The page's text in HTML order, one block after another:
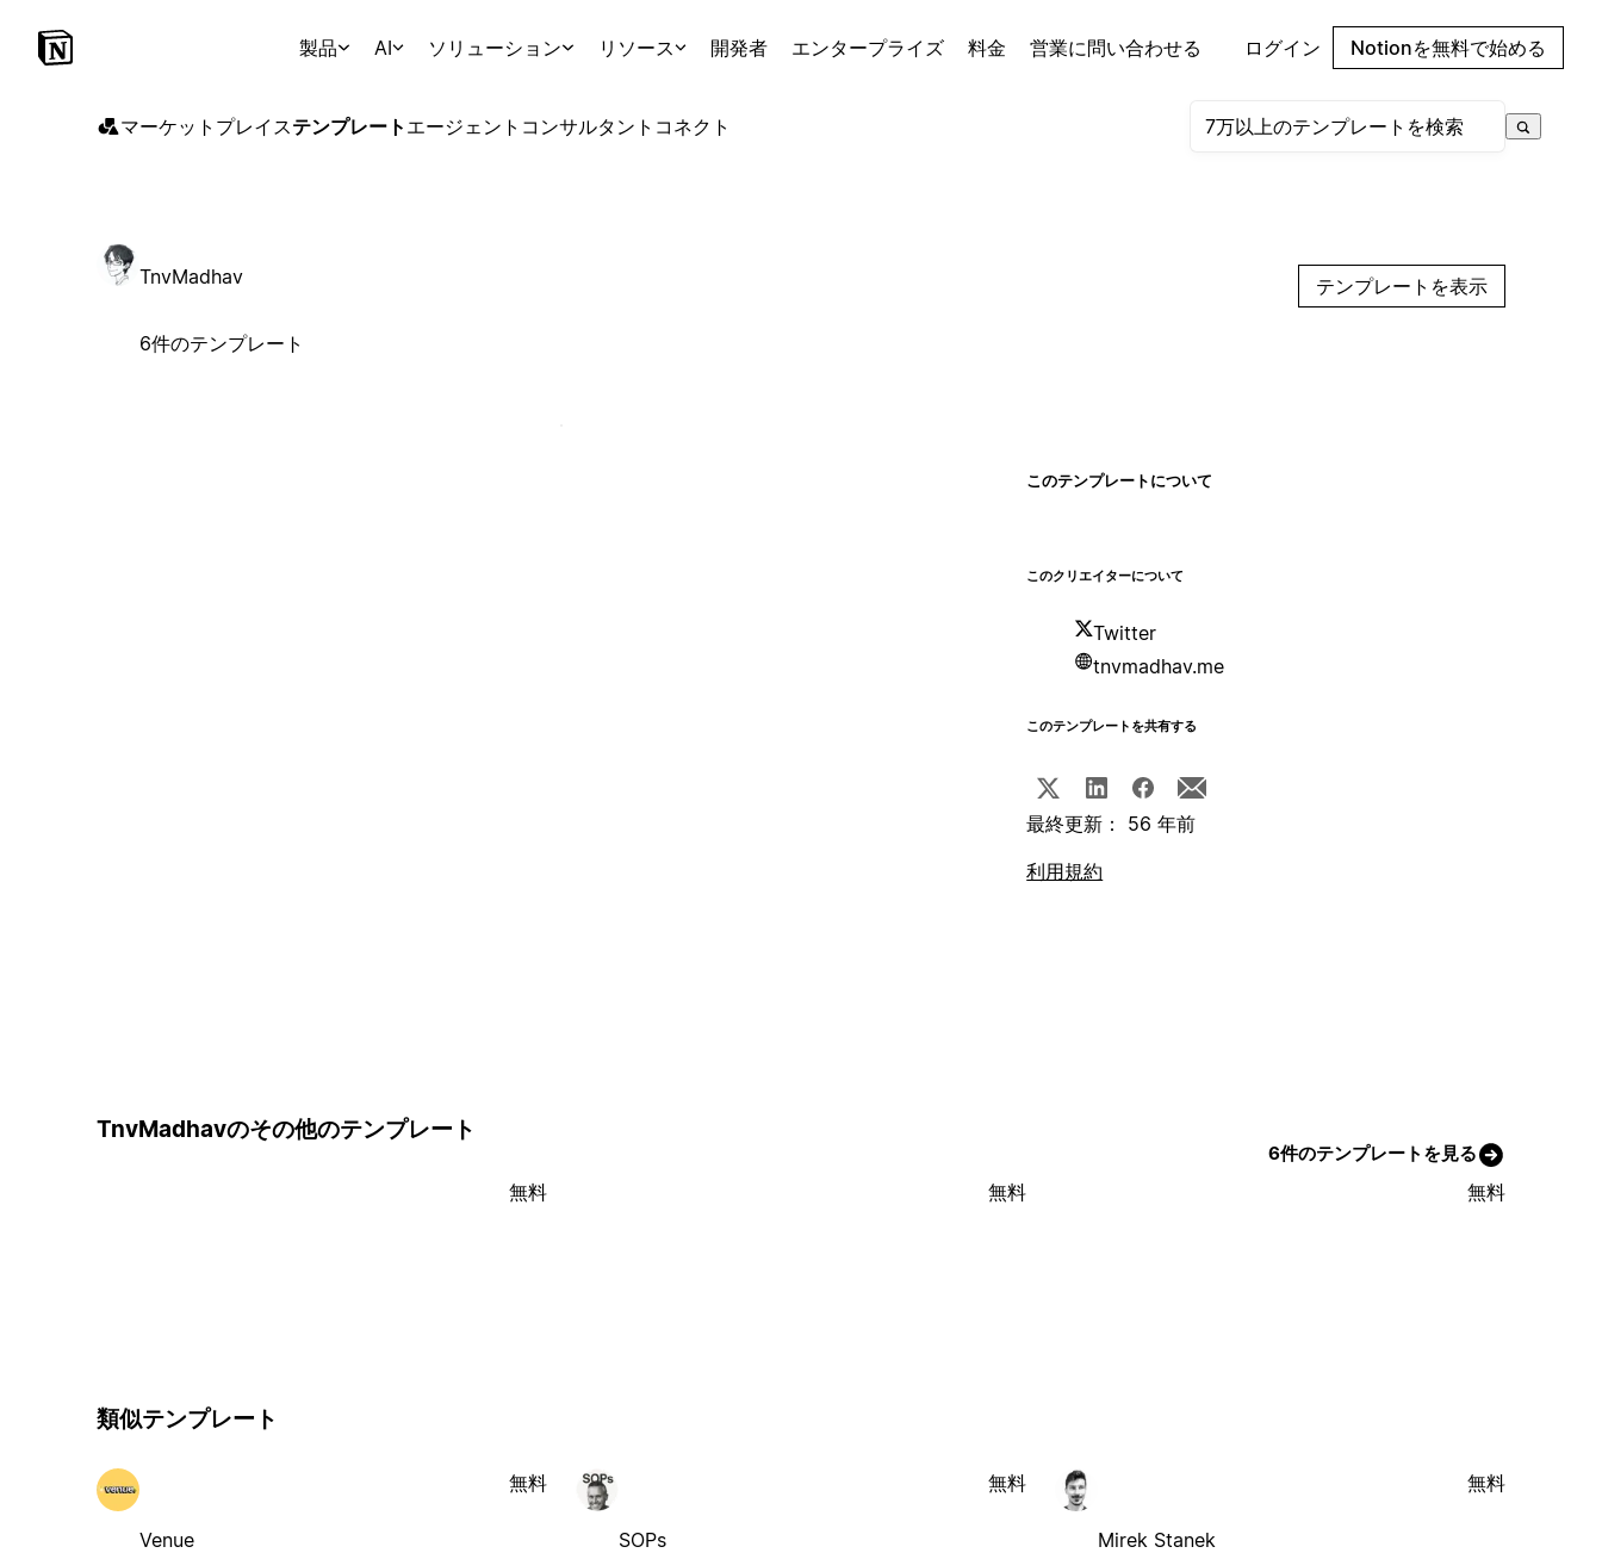
製品 AI ソリューション リソース 開発者 エンタープライズ 料金 営業に問い合わせる ログイン Notionを無料で始める
マーケットプレイステンプレート エージェント コンサルタント コネクト
TnvMadhav
6件のテンプレート
テンプレートを表示
このテンプレートについて
このクリエイターについて
Twitter
tnvmadhav.me
このテンプレートを共有する
最終更新： 56 年前
利用規約
TnvMadhavのその他のテンプレート
6件のテンプレートを見る
無料 無料 無料
類似テンプレート
Venue
無料
SOPs
無料
Mirek Stanek
無料